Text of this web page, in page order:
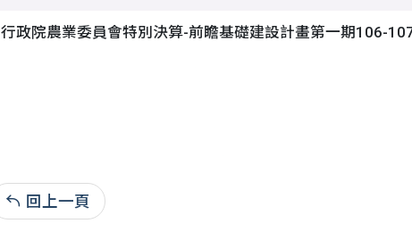
行政院農業委員會特別決算-前瞻基礎建設計畫第一期106-
回上一頁